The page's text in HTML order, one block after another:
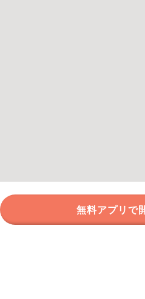
無料アプリで